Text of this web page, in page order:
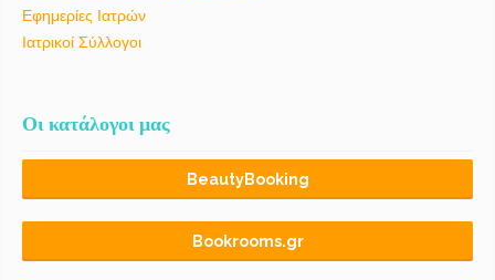
Εφημερίες Ιατρών
Ιατρικοί Σύλλογοι
Οι κατάλογοι μας
BeautyBooking
Bookrooms.gr